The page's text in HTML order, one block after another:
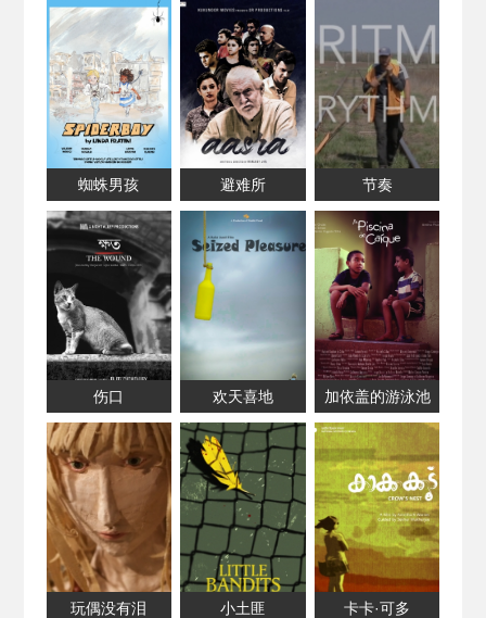
蜘蛛男孩 避难所 节奏
伤口 欢天喜地 加依盖的游泳池
玩偶没有泪 小土匪 卡卡·可多